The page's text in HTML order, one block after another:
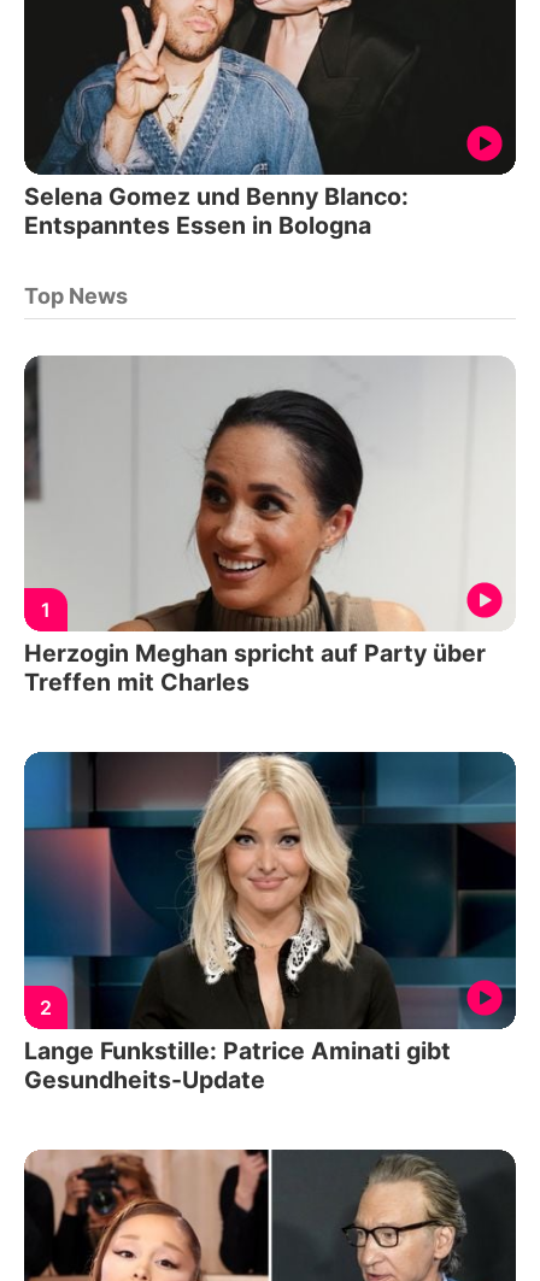
Selena Gomez und Benny Blanco:
Entspanntes Essen in Bologna
Top News
1
Herzogin Meghan spricht auf Party über
Treffen mit Charles
2
Lange Funkstille: Patrice Aminati gibt
Gesundheits-Update